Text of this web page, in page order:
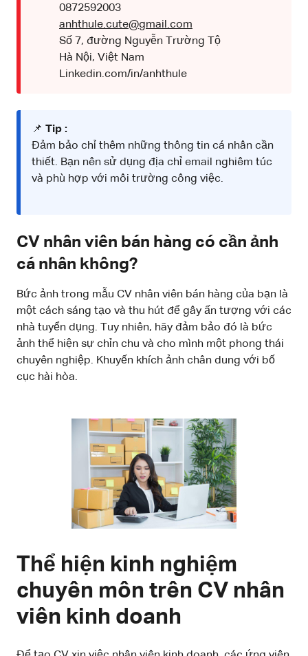
0872592003
anhthule.cute@gmail.com
Số 7, đường Nguyễn Trường Tộ
Hà Nội, Việt Nam
Linkedin.com/in/anhthule
📌 Tip :
Đảm bảo chỉ thêm những thông tin cá nhân cần
thiết. Bạn nên sử dụng địa chỉ email nghiêm túc
và phù hợp với môi trường công việc.
CV nhân viên bán hàng có cần ảnh
cá nhân không?
Bức ảnh trong mẫu CV nhân viên bán hàng của bạn là
một cách sáng tạo và thu hút để gây ấn tượng với các
nhà tuyển dụng. Tuy nhiên, hãy đảm bảo đó là bức
ảnh thể hiện sự chỉn chu và cho mình một phong thái
chuyên nghiệp. Khuyến khích ảnh chân dung với bố
cục hài hòa.
Thể hiện kinh nghiệm
chuyên môn trên CV nhân
viên kinh doanh